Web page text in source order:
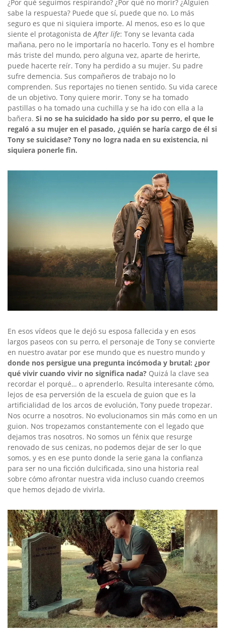
¿Por qué seguimos respirando? ¿Por qué no morir? ¿Alguien
sabe la respuesta? Puede que sí, puede que no. Lo más
seguro es que ni siquiera importe. Al menos, eso es lo que
siente el protagonista deAfter life: Tony se levanta cada
mañana, pero no le importaría no hacerlo. Tony es el hombre
más triste del mundo, pero alguna vez, aparte de herirte,
puede hacerte reír. Tony ha perdido a su mujer. Su padre
sufre demencia. Sus compañeros de trabajo no lo
comprenden. Sus reportajes no tienen sentido. Su vida carece
de un objetivo. Tony quiere morir. Tony se ha tomado
pastillas o ha tomado una cuchilla y se ha ido con ella a la
bañera. Si no se ha suicidado ha sido por su perro, el que le
regaló a su mujer en el pasado, ¿quién se haría cargo de él si
Tony se suicidase? Tony no logra nada en su existencia, ni
siquiera ponerle fin.
En esos vídeos que le dejó su esposa fallecida y en esos
largos paseos con su perro, el personaje de Tony se convierte
en nuestro avatar por ese mundo que es nuestro mundo y
donde nos persigue una pregunta incómoda y brutal: ¿por
qué vivir cuando vivir no significa nada? Quizá la clave sea
recordar el porqué… o aprenderlo. Resulta interesante cómo,
lejos de esa perversión de la escuela de guion que es la
artificialidad de los arcos de evolución, Tony puede tropezar.
Nos ocurre a nosotros. No evolucionamos sin más como en un
guion. Nos tropezamos constantemente con el legado que
dejamos tras nosotros. No somos un fénix que resurge
renovado de sus cenizas, no podemos dejar de ser lo que
somos, y es en ese punto donde la serie gana la confianza
para ser no una ficción dulcificada, sino una historia real
sobre cómo afrontar nuestra vida incluso cuando creemos
que hemos dejado de vivirla.